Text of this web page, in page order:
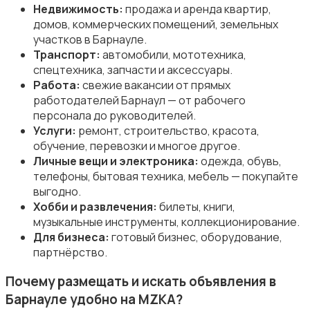
Мода и стиль
Вакансии
Хэндмейд
Недвижимость: продажа и аренда квартир,
домов, коммерческих помещений, земельных
участков в Барнауле.
Транспорт: автомобили, мототехника,
спецтехника, запчасти и аксессуары.
Работа: свежие вакансии от прямых
работодателей Барнаул — от рабочего
персонала до руководителей.
Услуги: ремонт, строительство, красота,
обучение, перевозки и многое другое.
Личные вещи и электроника: одежда, обувь,
телефоны, бытовая техника, мебель — покупайте
выгодно.
Хобби и развлечения: билеты, книги,
музыкальные инструменты, коллекционирование.
Для бизнеса: готовый бизнес, оборудование,
партнёрство.
Почему размещать и искать объявления в
Барнауле удобно на MZKA?